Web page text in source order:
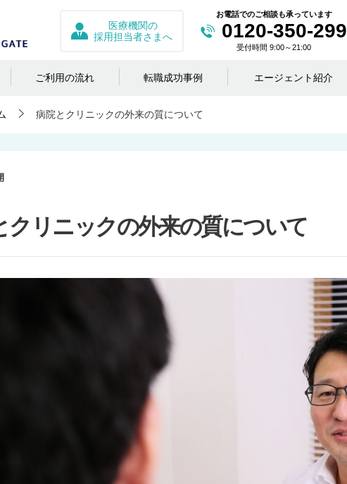
お電話でのご相談も承っています
0120-350-299
受付時間 9:00～21:00
医療機関の
採用担当者さまへ
ご利用の流れ 転職成功事例 エージェント紹介
病院とクリニックの外来の質について
クリニックの外来の質について